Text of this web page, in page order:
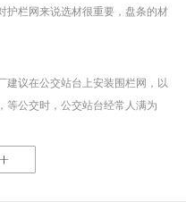
的车辆急速行驶，两人在等待约1
30分，约有30人在该路段跨越交通
护栏网来说选材很重要，盘条的材
网片质量，网片是由不同规格的盘
直接影响到网片的质量，在选丝方
的成品铁丝；其次是网片的焊接
都能够很好的连接。正规护栏网生
一起小厂则采用手工焊接，通常质
建议在公交站台上安装围栏网，以
等公交时，公交站台经常人满为
不得不走下站台，而且上车下车都
，如果在站台旁安装了围栏网，那